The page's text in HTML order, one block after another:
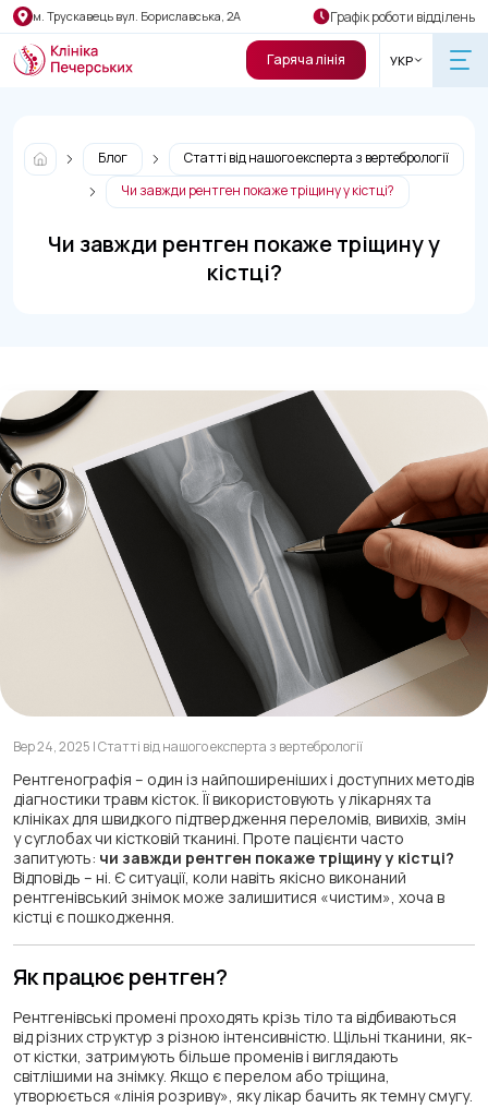
м. Трускавець вул. Бориславська, 2А Графік роботи відділень
Гаряча лінія УКР
Блог
Статті від нашого експерта з вертебрології
Чи завжди рентген покаже тріщину у кістці?
Чи завжди рентген покаже тріщину у
кістці?
Вер 24, 2025 | Статті від нашого експерта з вертебрології
Рентгенографія – один із найпоширеніших і доступних методів
діагностики травм кісток. Її використовують у лікарнях та
клініках для швидкого підтвердження переломів, вивихів, змін
у суглобах чи кістковій тканині. Проте пацієнти часто
запитують: чи завжди рентген покаже тріщину у кістці?
Відповідь – ні. Є ситуації, коли навіть якісно виконаний
рентгенівський знімок може залишитися «чистим», хоча в
кістці є пошкодження.
Як працює рентген?
Рентгенівські промені проходять крізь тіло та відбиваються
від різних структур з різною інтенсивністю. Щільні тканини, як-
от кістки, затримують більше променів і виглядають
світлішими на знімку. Якщо є перелом або тріщина,
утворюється «лінія розриву», яку лікар бачить як темну смугу.